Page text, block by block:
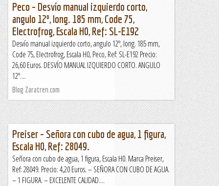
Peco – Desvío manual izquierdo corto,
angulo 12º, long. 185 mm, Code 75,
Electrofrog, Escala H0, Ref: SL-E192
Desvío manual izquierdo corto, angulo 12º, long. 185 mm,
Code 75, Electrofrog, Escala H0, Peco, Ref: SL-E192 Precio:
26,60 Euros. DESVÍO MANUAL IZQUIERDO CORTO. ANGULO
12º....
Blog Zaratren.com
Preiser – Señora con cubo de agua, 1 figura,
Escala H0, Ref: 28049.
Señora con cubo de agua, 1 figura, Escala H0. Marca Preiser,
Ref: 28049. Precio: 4,20 Euros. – SEÑORA CON CUBO DE AGUA.
– 1 FIGURA. – EXCELENTE CALIDAD....